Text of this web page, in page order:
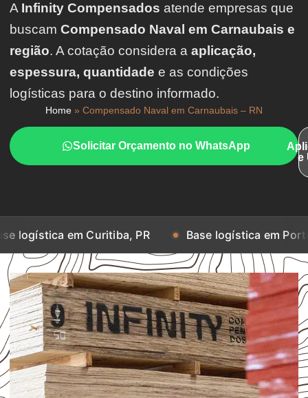
A Infinity Compensados atende empresas que
buscam Compensado Naval em Carnaubais e
região. A cotação considera a aplicação,
espessura, quantidade e as condições
logísticas para o destino informado.
Home » Compensado Naval em Carnaubais – RN
Solicitar Orçamento no WhatsApp
e
Curitiba, PR Base logística em Porto Alegre, RS